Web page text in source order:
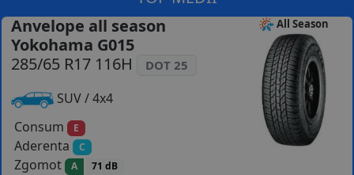
All Season
Anvelope all season
Yokohama G015
285/65 R17 116H
DOT 25
SUV / 4x4
Consum
E
Aderenta C
Zgomot A 71 dB